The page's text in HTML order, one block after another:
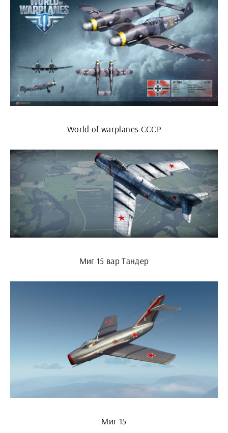
World of warplanes СССР
Миг 15 вар Тандер
Миг 15